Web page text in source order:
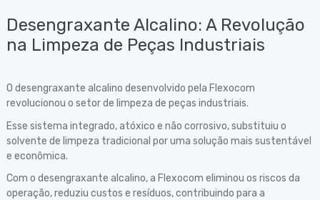
Desengraxante Alcalino: A Revolução
na Limpeza de Peças Industriais
O desengraxante alcalino desenvolvido pela Flexocom
revolucionou o setor de limpeza de peças industriais.
Esse sistema integrado, atóxico e não corrosivo, substituiu o
solvente de limpeza tradicional por uma solução mais sustentável
e econômica.
Com o desengraxante alcalino, a Flexocom eliminou os riscos da
operação, reduziu custos e resíduos, contribuindo para a